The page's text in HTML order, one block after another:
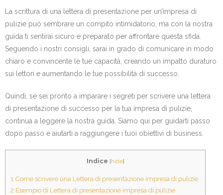
La scrittura di una lettera di presentazione per un’impresa di
pulizie può sembrare un compito intimidatorio, ma con la nostra
guida ti sentirai sicuro e preparato per affrontare questa sfida.
Seguendo i nostri consigli, sarai in grado di comunicare in modo
chiaro e convincente le tue capacità, creando un impatto duraturo
sui lettori e aumentando le tue possibilità di successo.
Quindi, se sei pronto a imparare i segreti per scrivere una lettera
di presentazione di successo per la tua impresa di pulizie,
continua a leggere la nostra guida. Siamo qui per guidarti passo
dopo passo e aiutarti a raggiungere i tuoi obiettivi di business.
Indice [hide]
1 Come scrivere una Lettera di presentazione impresa di pulizie
2 Esempio di Lettera di presentazione impresa di pulizie